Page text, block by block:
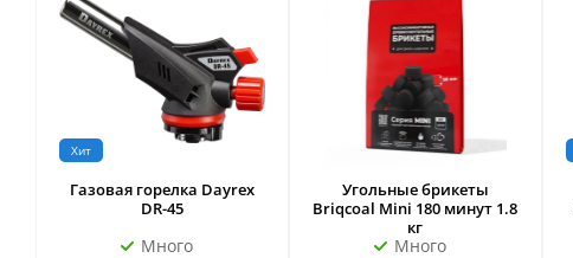
Хит
Газовая горелка Dayrex
DR-45
Много
Угольные брикеты
Briqcoal Mini 180 минут 1.8
кг
Много